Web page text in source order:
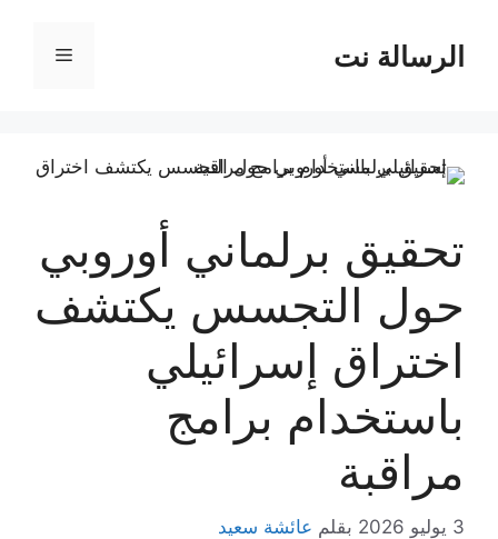
المحتوىالرسالة نت القائمة
تحقيق برلماني أوروبي
حول التجسس يكتشف
اختراق إسرائيلي
باستخدام برامج
مراقبة
3 يوليو 2026 بقلم عائشة سعيد